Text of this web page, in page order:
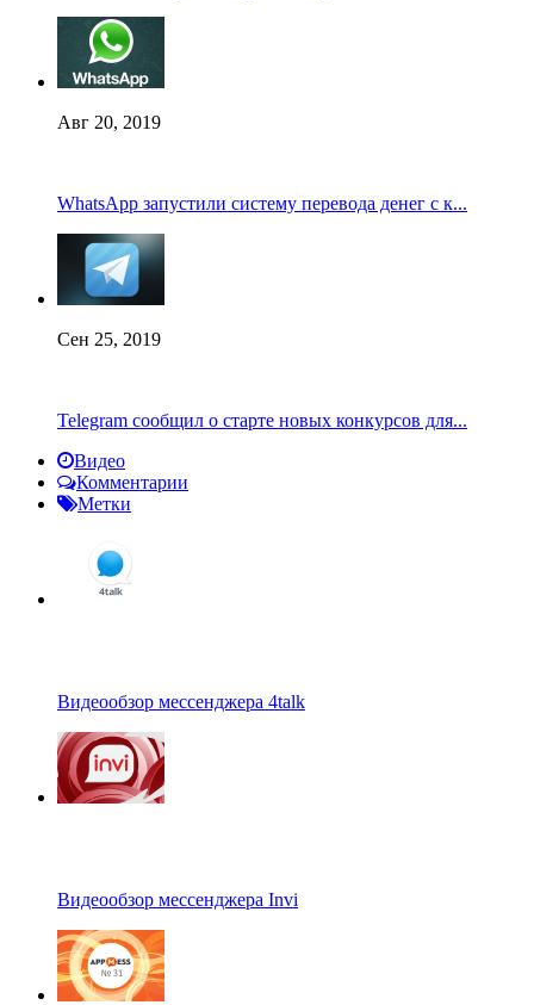
Авг 20, 2019
WhatsApp запустили систему перевода денег с к...
Сен 25, 2019
Telegram сообщил о старте новых конкурсов для...
Видео
Комментарии
Метки
Видеообзор мессенджера 4talk
Видеообзор мессенджера Invi